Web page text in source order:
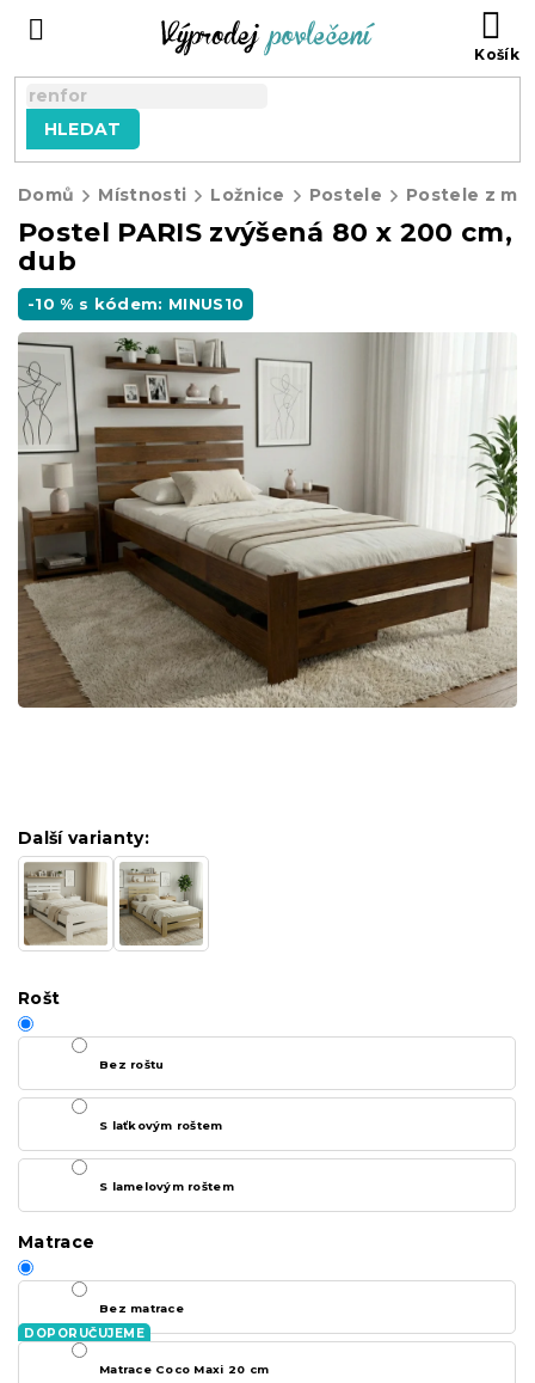
HLEDAT
Domů Místnosti Ložnice Postele Postele z
Postel PARIS zvýšená 80 x 200 cm,
dub
-10 % s kódem: MINUS10
Další varianty:
Rošt
Bez roštu
S laťkovým roštem
S lamelovým roštem
Matrace
Bez matrace
Matrace Coco Maxi 20 cm